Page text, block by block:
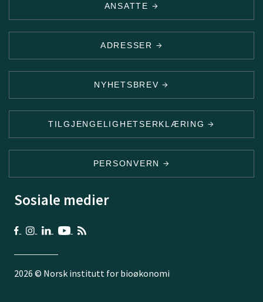
ANSATTE
ADRESSER
NYHETSBREV
TILGJENGELIGHETSERKLÆRING
PERSONVERN
Sosiale medier
2026 © Norsk institutt for bioøkonomi